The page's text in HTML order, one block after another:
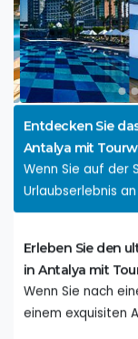
unvergessliches
Willkommen im
Resort in Antalya,...
Entdecken Sie
Antalya mit
Wenn Sie auf der
Urlaubserlebnis an
Erleben Sie den
in Antalya mit
Wenn Sie nach
einem exquisiten A...